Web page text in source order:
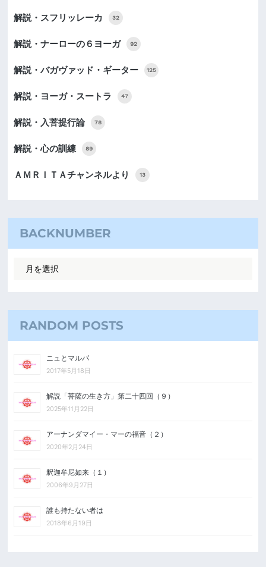
解説・スフリッレーカ 32
解説・ナーローの６ヨーガ 92
解説・バガヴァッド・ギーター 125
解説・ヨーガ・スートラ 47
解説・入菩提行論 78
解説・心の訓練 89
ＡＭＲＩＴＡチャンネルより 13
BACKNUMBER
RANDOM POSTS
ニュとマルパ
2017年5月18日
解説「菩薩の生き方」第二十四回（９）
2025年11月22日
アーナンダマイー・マーの福音（２）
2020年2月24日
釈迦牟尼如来（１）
2006年9月27日
誰も持たない者は
2018年6月19日